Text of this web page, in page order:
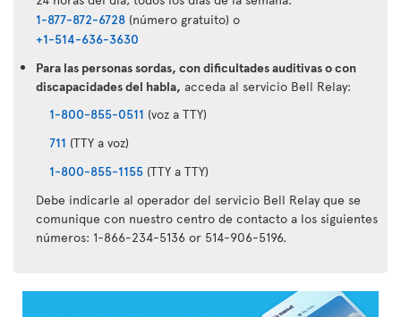
1-877-872-6728 (número gratuito) o
+1-514-636-3630
Para las personas sordas, con dificultades auditivas o con
discapacidades del habla, acceda al servicio Bell Relay:
1-800-855-0511 (voz a TTY)
711 (TTY a voz)
1-800-855-1155 (TTY a TTY)
Debe indicarle al operador del servicio Bell Relay que se
comunique con nuestro centro de contacto a los siguientes
números: 1-866-234-5136 or 514-906-5196.